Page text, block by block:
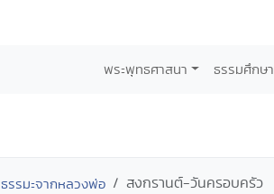
พระพุทธศาสนา ธรรมศึกษา
ธรรมะจากหลวงพ่อ สงกรานต์-วันครอบครัว